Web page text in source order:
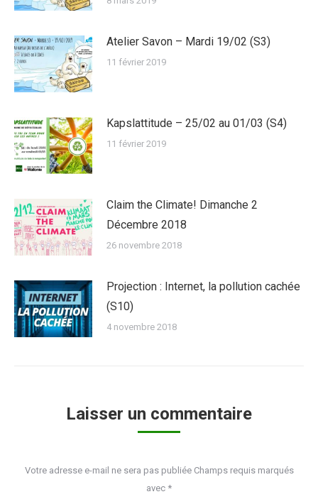
Atelier Savon – Mardi 19/02 (S3)
11 février 2019
Kapslattitude – 25/02 au 01/03 (S4)
11 février 2019
Claim the Climate! Dimanche 2
Décembre 2018
26 novembre 2018
Projection : Internet, la pollution cachée
(S10)
4 novembre 2018
Laisser un commentaire
Votre adresse e-mail ne sera pas publiée Champs requis marqués
avec *